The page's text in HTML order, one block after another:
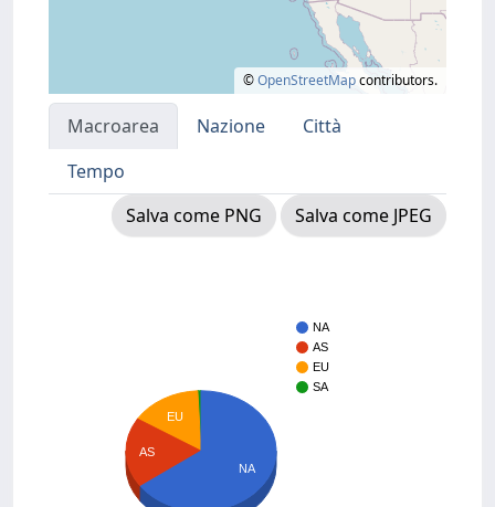
©OpenStreetMapcontributors.
Macroarea Nazione
Città
Tempo
Salva come PNG
Salva come JPEG
NA
AS
EU
SA
EU
AS
NA